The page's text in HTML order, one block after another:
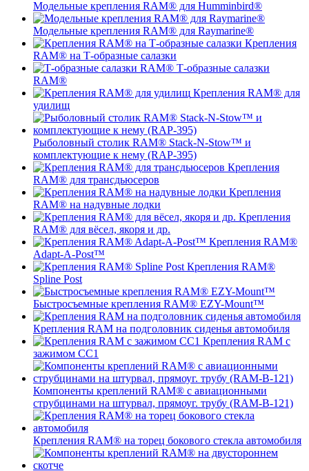
Модельные крепления RAM® для Humminbird®
Модельные крепления RAM® для Raymarine®
Крепления
RAM® на Т-образные салазки
Т-образные салазки
RAM®
Крепления RAM® для
удилищ
Рыболовный столик RAM® Stack-N-Stow™ и
комплектующие к нему (RAP-395)
Крепления
RAM® для трансдьюсеров
Крепления
RAM® на надувные лодки
Крепления
RAM® для вёсел, якоря и др.
Крепления RAM®
Adapt-A-Post™
Крепления RAM®
Spline Post
Быстросъемные крепления RAM® EZY-Mount™
Крепления RAM на подголовник сиденья автомобиля
Крепления RAM с
зажимом СС1
Компоненты креплений RAM® с авиационными
струбцинами на штурвал, прямоуг. трубу (RAM-B-121)
Крепления RAM® на торец бокового стекла автомобиля